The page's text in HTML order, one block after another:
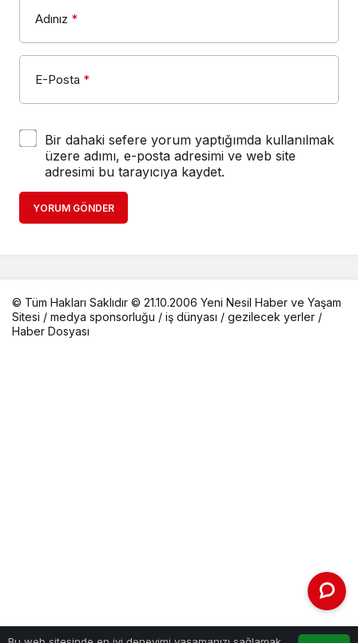
Adınız *
E-Posta *
Bir dahaki sefere yorum yaptığımda kullanılmak
üzere adımı, e-posta adresimi ve web site
adresimi bu tarayıcıya kaydet.
YORUM GÖNDER
© Tüm Hakları Saklıdır © 21.10.2006 Yeni Nesil Haber ve Yaşam
Sitesi / medya sponsorluğu / iş dünyası / gezilecek yerler /
Haber Dosyası